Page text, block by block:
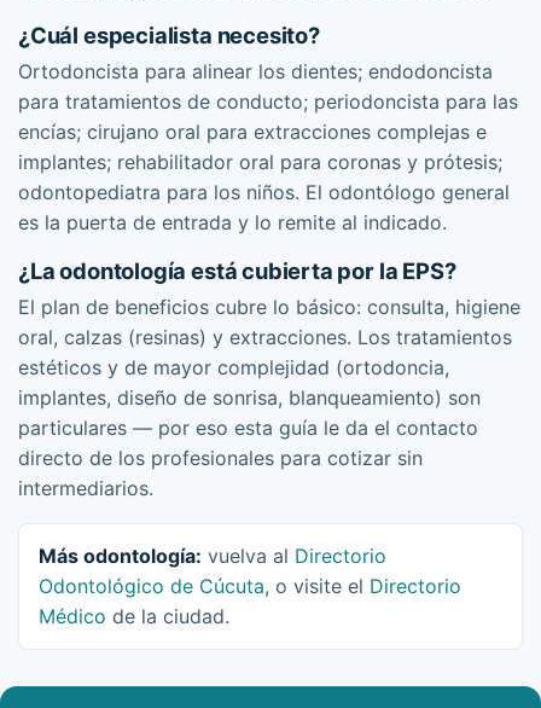
¿Cuál especialista necesito?
Ortodoncista para alinear los dientes; endodoncista
para tratamientos de conducto; periodoncista para las
encías; cirujano oral para extracciones complejas e
implantes; rehabilitador oral para coronas y prótesis;
odontopediatra para los niños. El odontólogo general
es la puerta de entrada y lo remite al indicado.
¿La odontología está cubierta por la EPS?
El plan de beneficios cubre lo básico: consulta, higiene
oral, calzas (resinas) y extracciones. Los tratamientos
estéticos y de mayor complejidad (ortodoncia,
implantes, diseño de sonrisa, blanqueamiento) son
particulares — por eso esta guía le da el contacto
directo de los profesionales para cotizar sin
intermediarios.
Más odontología: vuelva al Directorio
Odontológico de Cúcuta, o visite el Directorio
Médico de la ciudad.